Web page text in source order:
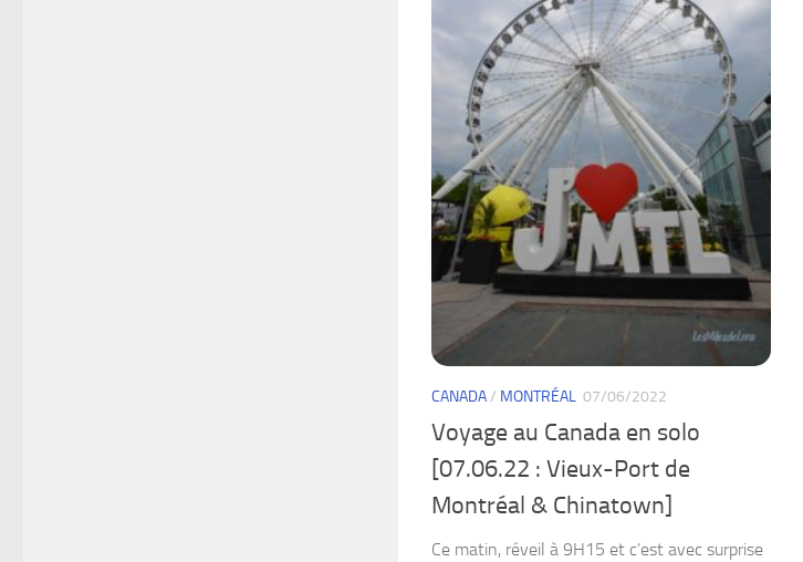
CANADA/ MONTRÉAL 07/06/2022
Voyage au Canada en solo
[07.06.22 : Vieux-Port de
Montréal & Chinatown]
Ce matin, réveil à 9H15 et c’est avec surprise